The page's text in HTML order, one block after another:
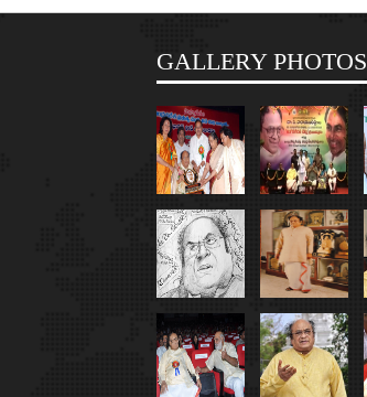
GALLERY PHOTOS